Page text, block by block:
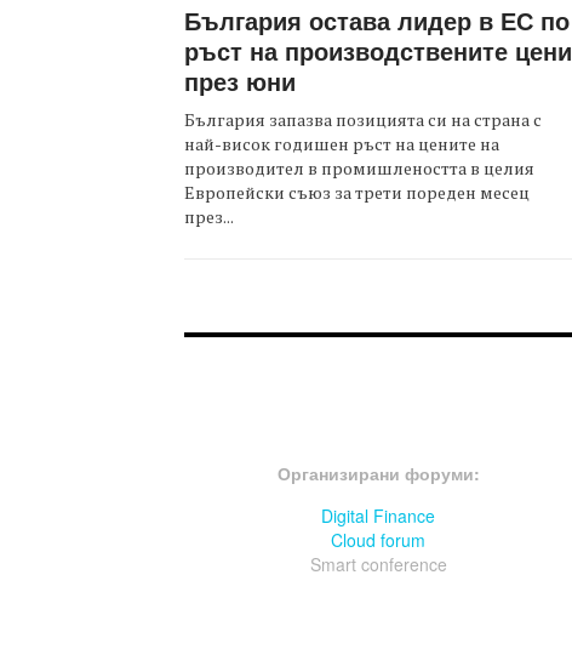
България остава лидер в ЕС по
ръст на производствените цени
през юни
България запазва позицията си на страна с
най-висок годишен ръст на цените на
производител в промишлеността в целия
Европейски съюз за трети пореден месец
през...
Организирани форуми:
Digital Finance
Cloud forum
Smart conference